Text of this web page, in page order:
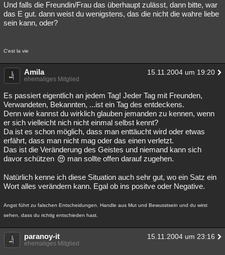
Und falls die Freundin/Frau das überhaupt zulässt, dann bitte, war
das E gut. dann weist du wenigstens, das die nicht die wahre liebe
sein kann, oder?
C'est la vie
Amila 15.11.2004 um 19:20
ehemaliges Mitglied
Es passiert eigentlich an jedem Tag! Jeder Tag mit Freunden,
Verwandeten, Bekannten, ...ist ein Tag des entdeckens.
Denn wie kannst du wirklich glauben jemanden zu kennen, wenn
er sich vielleicht nich nicht einmal selbst kennt?
Da ist es schon möglich, dass man enttäucht wird oder etwas
erfährt, dass man nicht mag oder das einen verletzt.
Das ist die Veränderung des Geistes und niemand kann sich
davor schützen
man sollte offen darauf zugehen.
Natürlich kenne ich diese Situation auch sehr gut, wo ein Satz ein
Wort alles verändern kann. Egal ob ins positve oder Negative.
Angst führt zu falschen Entscheidungen. Handle aus Mut und Bewusstsein und du wirst
sehen, dass du richtig entschieden hast.
paranoy-it 15.11.2004 um 23:16
ehemaliges Mitglied